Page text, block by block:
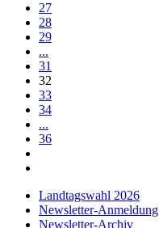
27
28
29
...
31
32
33
34
...
36
Landtagswahl 2026
Newsletter-Anmeldung
Newsletter-Archiv